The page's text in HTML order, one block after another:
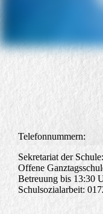
Telefonnummern:
Sekretariat der
Offene
Betreuung bis 13:30
Schulsozialarbeit: